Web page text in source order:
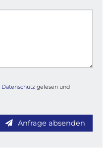
Datenschutz gelesen und
Anfrage absenden